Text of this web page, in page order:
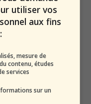
nos prisons, n’a
la façon dont nos
qui se soucie plus
que des civils
tunnels terroristes
tué des membres
utiliser vos
aux fins
mesure de
contenu, études
services
sur un